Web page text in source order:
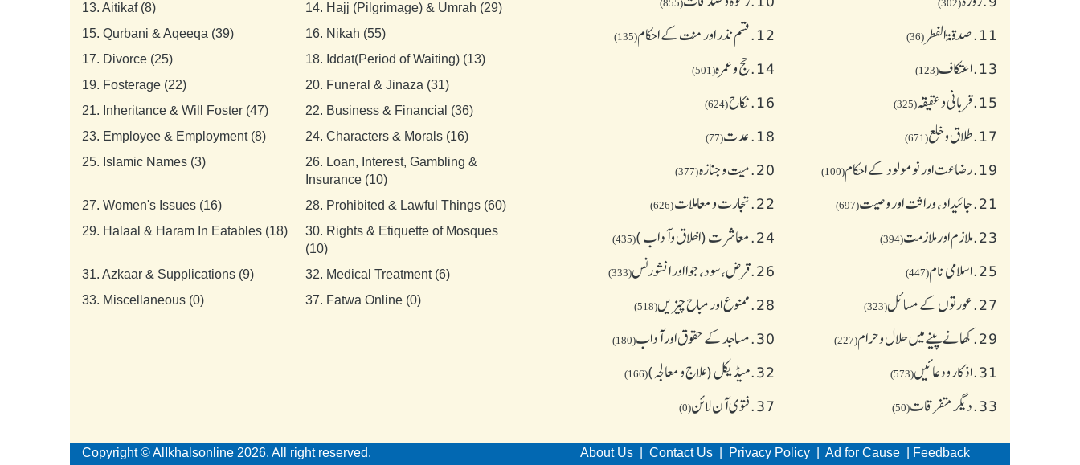
(302)
(855)
11. صدقۃ الفطر (36)
12. قسم نذر اور منت کے احکام(135)
13. اعتکاف(123)
14. حج و عمرہ(501)
15. قربانی و عقیقہ(325)
16. نکاح(624)
17. طلاق و خلع(671)
18. عدت(77)
19. رضاعت اور نومولود کے احکام(100)
20. میت و جنازہ(377)
21. جائیداد، وراثت اور وصیت(697)
22. تجارت و معاملات(626)
23. ملازم اور ملازمت(394)
24. معاشرت (اخلاق وآداب )(435)
25. اسلامی نام(447)
26. قرض،سود، جوا اور انشورنس(333)
27. عورتوں کے مسائل(323)
28. ممنوع اور مباح چیز یں(518)
29. کھانے پینے میں حلال و حرام(227)
30. مساجد کے حقوق اور آداب(180)
31. اذکار ودعائیں(573)
32. میڈیکل (علاج و معالجہ)(166)
33. دیگر متفرقات(50)
37. فتوی آن لائن(0)
13. Aitikaf (8) 14. Hajj (Pilgrimage) & Umrah (29)
15. Qurbani & Aqeeqa (39) 16. Nikah (55)
17. Divorce (25) 18. Iddat(Period of Waiting) (13)
19. Fosterage (22) 20. Funeral & Jinaza (31)
21. Inheritance & Will Foster (47) 22. Business & Financial (36)
23. Employee & Employment (8) 24. Characters & Morals (16)
25. Islamic Names (3) 26. Loan, Interest, Gambling &
Insurance (10)
27. Women's Issues (16) 28. Prohibited & Lawful Things (60)
29. Halaal & Haram In Eatables (18) 30. Rights & Etiquette of Mosques
(10)
31. Azkaar & Supplications (9) 32. Medical Treatment (6)
33. Miscellaneous (0) 37. Fatwa Online (0)
Copyright © AlIkhalsonline 2026. All right reserved. About Us Contact Us Privacy Policy Ad for Cause Feedback